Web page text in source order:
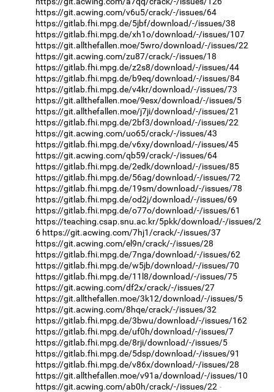
https://git.acwing.com/v6u5/crack/-/issues/64
https://gitlab.fhi.mpg.de/5jbf/download/-/issues/38
https://gitlab.fhi.mpg.de/xh1o/download/-/issues/107
https://git.allthefallen.moe/5wro/download/-/issues/22
https://git.acwing.com/zu87/crack/-/issues/18
https://gitlab.fhi.mpg.de/z2s8/download/-/issues/44
https://gitlab.fhi.mpg.de/b9eq/download/-/issues/84
https://gitlab.fhi.mpg.de/v4kr/download/-/issues/73
https://git.allthefallen.moe/9esx/download/-/issues/5
https://git.allthefallen.moe/j7ji/download/-/issues/21
https://gitlab.fhi.mpg.de/2bf3/download/-/issues/22
https://git.acwing.com/uo65/crack/-/issues/43
https://gitlab.fhi.mpg.de/v6xy/download/-/issues/45
https://git.acwing.com/qb59/crack/-/issues/64
https://gitlab.fhi.mpg.de/2edk/download/-/issues/85
https://gitlab.fhi.mpg.de/56ag/download/-/issues/72
https://gitlab.fhi.mpg.de/19sm/download/-/issues/78
https://gitlab.fhi.mpg.de/od2j/download/-/issues/69
https://gitlab.fhi.mpg.de/o77o/download/-/issues/61
https://teaching.csap.snu.ac.kr/5pkk/download/-/issues/2
6 https://git.acwing.com/7hj1/crack/-/issues/37
https://git.acwing.com/el9n/crack/-/issues/28
https://gitlab.fhi.mpg.de/7nga/download/-/issues/62
https://gitlab.fhi.mpg.de/w5jb/download/-/issues/70
https://gitlab.fhi.mpg.de/11l8/download/-/issues/75
https://git.acwing.com/df2x/crack/-/issues/27
https://git.allthefallen.moe/3k12/download/-/issues/5
https://git.acwing.com/8hqe/crack/-/issues/32
https://gitlab.fhi.mpg.de/3bwu/download/-/issues/162
https://gitlab.fhi.mpg.de/uf0h/download/-/issues/7
https://gitlab.fhi.mpg.de/8rji/download/-/issues/5
https://gitlab.fhi.mpg.de/5dsp/download/-/issues/91
https://gitlab.fhi.mpg.de/v86x/download/-/issues/28
https://git.allthefallen.moe/v91a/download/-/issues/10
https://git.acwing.com/ab0h/crack/-/issues/22